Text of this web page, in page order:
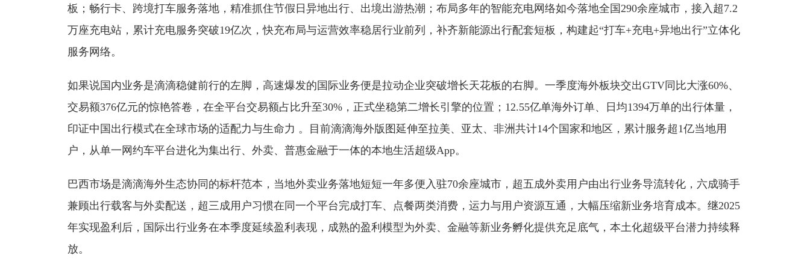
板；畅行卡、跨境打车服务落地，精准抓住节假日异地出行、出境出游热潮；布局多年的智能充电网络如今落地全国290余座城市，接入超7.2
万座充电站，累计充电服务突破19亿次，快充布局与运营效率稳居行业前列，补齐新能源出行配套短板，构建起“打车+充电+异地出行”立体化
服务网络。
如果说国内业务是滴滴稳健前行的左脚，高速爆发的国际业务便是拉动企业突破增长天花板的右脚。一季度海外板块交出GTV同比大涨60%、
交易额376亿元的惊艳答卷，在全平台交易额占比升至30%，正式坐稳第二增长引擎的位置；12.55亿单海外订单、日均1394万单的出行体量，
印证中国出行模式在全球市场的适配力与生命力 。目前滴滴海外版图延伸至拉美、亚太、非洲共计14个国家和地区，累计服务超1亿当地用
户，从单一网约车平台进化为集出行、外卖、普惠金融于一体的本地生活超级App。
巴西市场是滴滴海外生态协同的标杆范本，当地外卖业务落地短短一年多便入驻70余座城市，超五成外卖用户由出行业务导流转化，六成骑手
兼顾出行载客与外卖配送，超三成用户习惯在同一个平台完成打车、点餐两类消费，运力与用户资源互通，大幅压缩新业务培育成本。继2025
年实现盈利后，国际出行业务在本季度延续盈利表现，成熟的盈利模型为外卖、金融等新业务孵化提供充足底气，本土化超级平台潜力持续释
放。